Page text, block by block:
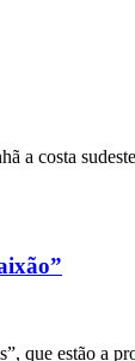
a costa
que estão a